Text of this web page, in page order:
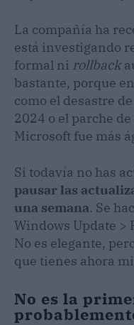
La compañía ha
está investigando
formal ni rollback
bastante, porque
como el desastre
2024 o el parche
Microsoft fue más
Si todavía no has
pausar las
una semana. Se
Windows Update >
No es elegante,
que tienes ahora
No es la